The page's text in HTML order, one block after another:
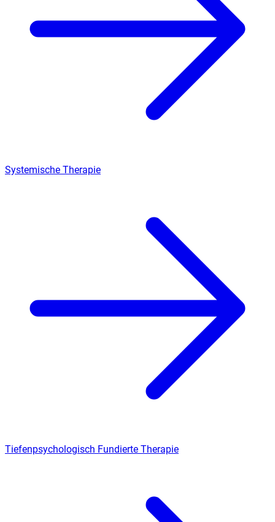
Systemische Therapie
Tiefenpsychologisch Fundierte Therapie